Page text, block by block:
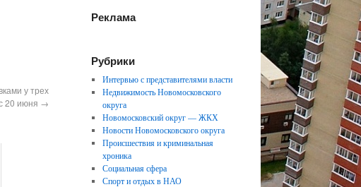
у трех
20 июня →
Реклама
Рубрики
Интервью с представителями власти
Недвижимость Новомосковского
округа
Новомосковский округ — ЖКХ
Новости Новомосковского округа
Происшествия и криминальная
хроника
Социальная сфера
Спорт и отдых в НАО